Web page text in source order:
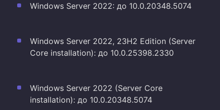
Windows Server 2022: до 10.0.20348.5074
Windows Server 2022, 23H2 Edition (Server
Core installation): до 10.0.25398.2330
Windows Server 2022 (Server Core
installation): до 10.0.20348.5074